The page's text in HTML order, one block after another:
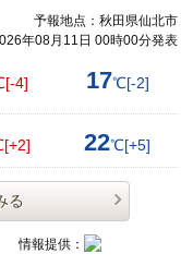
予報地点：秋田県仙北市
年08月11日 00時00分発表
[-4] 17℃[-2]
[+2] 22℃[+5]
る
情報提供：